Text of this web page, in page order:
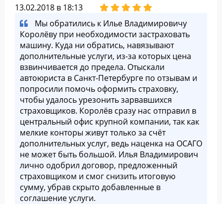
13.02.2018 в 18:13
Мы обратились к Илье Владимировичу
Королёву при необходимости застраховать
машину. Куда ни обратись, навязывают
дополнительные услуги, из-за которых цена
взвинчивается до предела. Отыскали
автоюриста в Санкт-Петербурге по отзывам и
попросили помочь оформить страховку,
чтобы удалось урезонить зарвавшихся
страховщиков. Королёв сразу нас отправил в
центральный офис крупной компании, так как
мелкие конторы живут только за счёт
дополнительных услуг, ведь наценка на ОСАГО
не может быть большой. Илья Владимирович
лично одобрил договор, предложенный
страховщиком и смог снизить итоговую
сумму, убрав скрыто добавленные в
соглашение услуги.